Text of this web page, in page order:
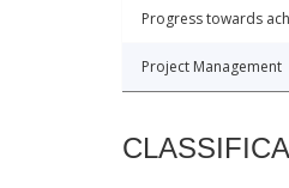
Progress towards
Project Management